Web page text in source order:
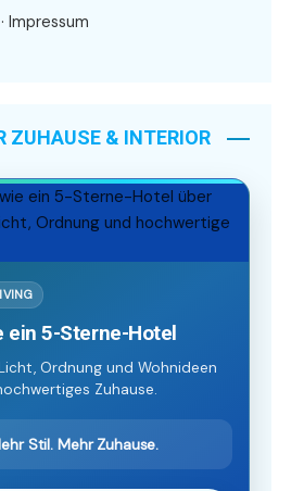
· Impressum
ZUHAUSE & INTERIOR
ein 5-Sterne-Hotel
Ordnung und Wohnideen
Zuhause.
Stil. Mehr Zuhause.